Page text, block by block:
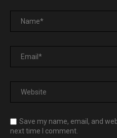
Save my name, email, and
next time I comment.